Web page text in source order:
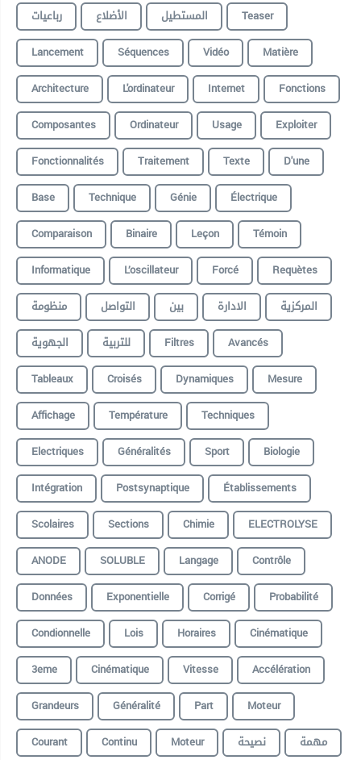
رباعيات
الأضلاع المستطيل
Teaser
Lancement
Séquences Vidéo
Matière
Architecture
L'ordinateur Internet
Fonctions
Composantes
Ordinateur Usage
Exploiter
Fonctionnalités
Traitement Texte
D'une
Base
Technique Génie
Électrique
Comparaison
Binaire Leçon
Témoin
Informatique
L’oscillateur Forcé
Requètes
منظومة
التواصل بين الادارة
المركزية
الجهوية
للتربية Filtres
Avancés
Tableaux
Croisés Dynamiques
Mesure
Affichage
Température
Techniques
Electriques
Généralités Sport
Biologie
Intégration
Postsynaptique
Établissements
Scolaires
Sections Chimie
ELECTROLYSE
ANODE
SOLUBLE Langage
Contrôle
Données
Exponentielle Corrigé
Probabilité
Condionnelle
Lois Horaires
Cinématique
3eme
Cinématique Vitesse
Accélération
Grandeurs
Généralité Part
Moteur
Courant
Continu Moteur نصيحة
مهمة